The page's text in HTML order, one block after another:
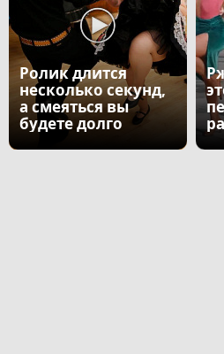
Ролик длится
несколько секунд,
а смеяться вы
будете долго